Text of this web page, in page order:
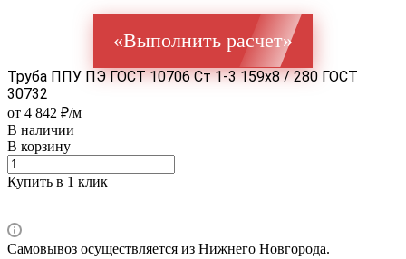
«Выполнить расчет»
Труба ППУ ПЭ ГОСТ 10706 Ст 1-3 159x8 / 280 ГОСТ
30732
от 4 842 ₽/м
В наличии
В корзину
Купить в 1 клик
Самовывоз осуществляется из Нижнего Новгорода.